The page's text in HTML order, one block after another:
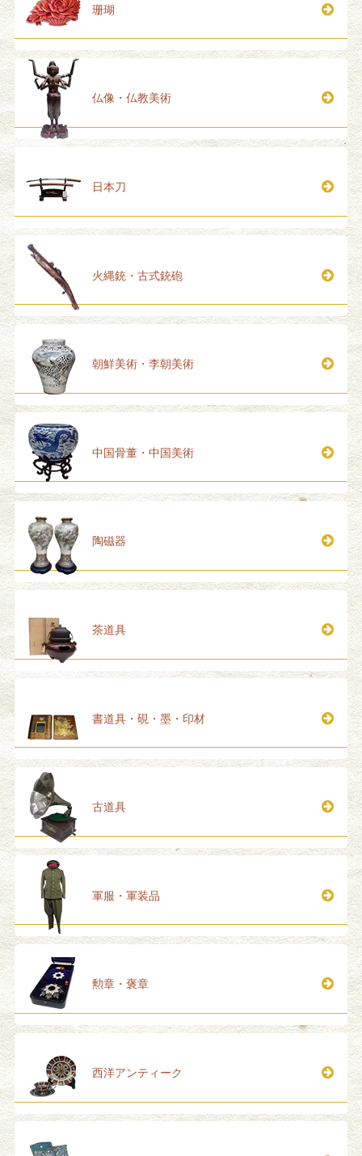
珊瑚
仏像・仏教美術
日本刀
火縄銃・古式銃砲
朝鮮美術・李朝美術
中国骨董・中国美術
陶磁器
茶道具
書道具・硯・墨・印材
古道具
軍服・軍装品
勲章・褒章
西洋アンティーク